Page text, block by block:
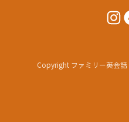
Copyright ファミリー英会話